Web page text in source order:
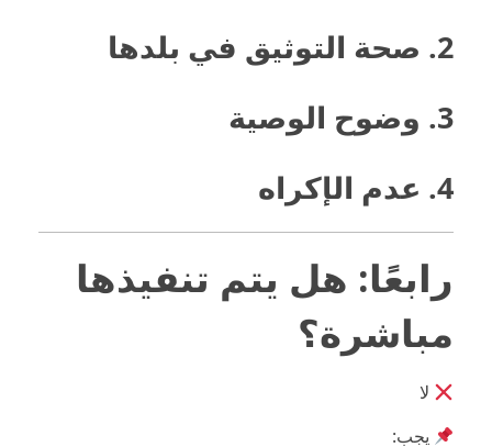
2. صحة التوثيق في بلدها
3. وضوح الوصية
4. عدم الإكراه
رابعًا: هل يتم تنفيذها
مباشرة؟
لا
يجب: